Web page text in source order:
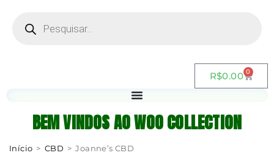
R$0.00 0
BEM VINDOS AO WOO COLLECTION
Início > CBD > Joanne’s CBD